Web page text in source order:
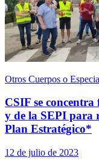
Otros Cuerpos o
CSIF se
y de la SEPI para
Plan Estratégico*
12 de julio de 2023